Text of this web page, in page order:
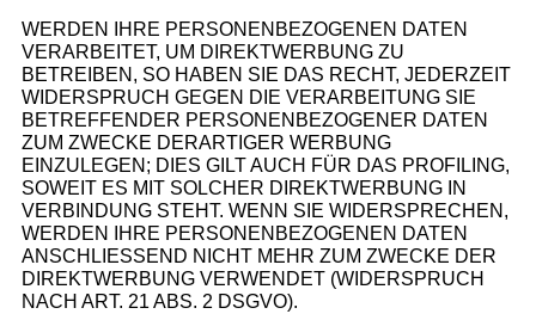
WERDEN IHRE PERSONENBEZOGENEN DATEN
VERARBEITET, UM DIREKTWERBUNG ZU
BETREIBEN, SO HABEN SIE DAS RECHT, JEDERZEIT
WIDERSPRUCH GEGEN DIE VERARBEITUNG SIE
BETREFFENDER PERSONENBEZOGENER DATEN
ZUM ZWECKE DERARTIGER WERBUNG
EINZULEGEN; DIES GILT AUCH FÜR DAS PROFILING,
SOWEIT ES MIT SOLCHER DIREKTWERBUNG IN
VERBINDUNG STEHT. WENN SIE WIDERSPRECHEN,
WERDEN IHRE PERSONENBEZOGENEN DATEN
ANSCHLIESSEND NICHT MEHR ZUM ZWECKE DER
DIREKTWERBUNG VERWENDET (WIDERSPRUCH
NACH ART. 21 ABS. 2 DSGVO).